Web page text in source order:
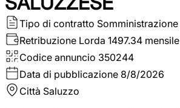
Tipo di contratto Somministrazione
Retribuzione Lorda 1497.34 mensile
Codice annuncio 350244
Data di pubblicazione 8/8/2026
Città Saluzzo